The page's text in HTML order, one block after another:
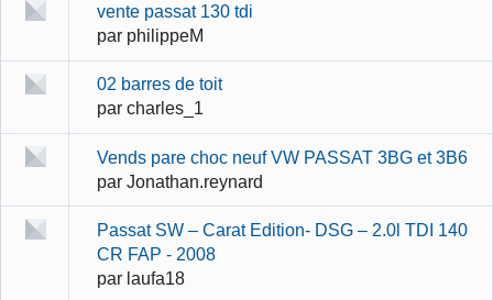
vente passat 130 tdi
par philippeM
02 barres de toit
par charles_1
Vends pare choc neuf VW PASSAT 3BG et 3B6
par Jonathan.reynard
Passat SW – Carat Edition- DSG – 2.0l TDI 140
CR FAP - 2008
par laufa18